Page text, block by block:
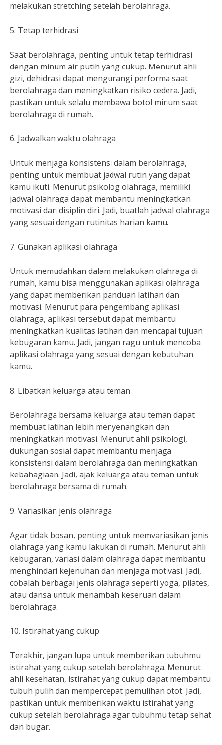
melakukan stretching setelah berolahraga.
5. Tetap terhidrasi
Saat berolahraga, penting untuk tetap terhidrasi
dengan minum air putih yang cukup. Menurut ahli
gizi, dehidrasi dapat mengurangi performa saat
berolahraga dan meningkatkan risiko cedera. Jadi,
pastikan untuk selalu membawa botol minum saat
berolahraga di rumah.
6. Jadwalkan waktu olahraga
Untuk menjaga konsistensi dalam berolahraga,
penting untuk membuat jadwal rutin yang dapat
kamu ikuti. Menurut psikolog olahraga, memiliki
jadwal olahraga dapat membantu meningkatkan
motivasi dan disiplin diri. Jadi, buatlah jadwal olahraga
yang sesuai dengan rutinitas harian kamu.
7. Gunakan aplikasi olahraga
Untuk memudahkan dalam melakukan olahraga di
rumah, kamu bisa menggunakan aplikasi olahraga
yang dapat memberikan panduan latihan dan
motivasi. Menurut para pengembang aplikasi
olahraga, aplikasi tersebut dapat membantu
meningkatkan kualitas latihan dan mencapai tujuan
kebugaran kamu. Jadi, jangan ragu untuk mencoba
aplikasi olahraga yang sesuai dengan kebutuhan
kamu.
8. Libatkan keluarga atau teman
Berolahraga bersama keluarga atau teman dapat
membuat latihan lebih menyenangkan dan
meningkatkan motivasi. Menurut ahli psikologi,
dukungan sosial dapat membantu menjaga
konsistensi dalam berolahraga dan meningkatkan
kebahagiaan. Jadi, ajak keluarga atau teman untuk
berolahraga bersama di rumah.
9. Variasikan jenis olahraga
Agar tidak bosan, penting untuk memvariasikan jenis
olahraga yang kamu lakukan di rumah. Menurut ahli
kebugaran, variasi dalam olahraga dapat membantu
menghindari kejenuhan dan menjaga motivasi. Jadi,
cobalah berbagai jenis olahraga seperti yoga, pilates,
atau dansa untuk menambah keseruan dalam
berolahraga.
10. Istirahat yang cukup
Terakhir, jangan lupa untuk memberikan tubuhmu
istirahat yang cukup setelah berolahraga. Menurut
ahli kesehatan, istirahat yang cukup dapat membantu
tubuh pulih dan mempercepat pemulihan otot. Jadi,
pastikan untuk memberikan waktu istirahat yang
cukup setelah berolahraga agar tubuhmu tetap sehat
dan bugar.